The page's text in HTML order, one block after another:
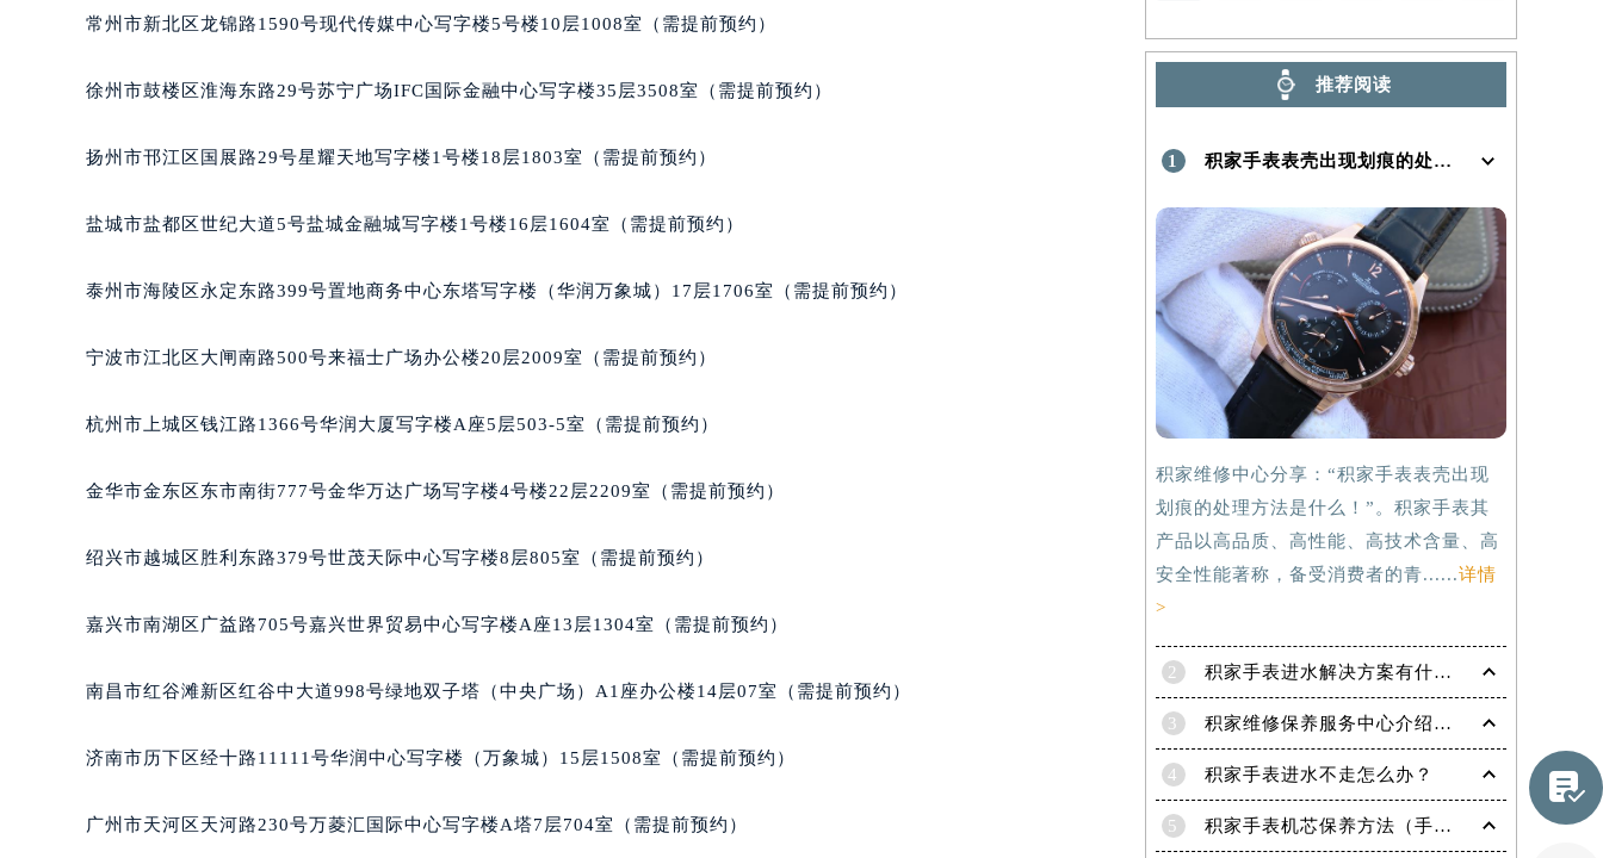
温州市鹿城区锦绣路1067号置信广场10层1015室（需提前预约）
大连市中山区人民路15号国际金融大厦7层G室（需提前预约）
东莞市东城街道鸿福东路1号民盈国贸中心T1写字楼9层907室（需提前预约）
南通市崇川区工农路57号圆融广场写字楼16层1603室（需提前预约）
武汉市江汉区解放大道686号世界贸易大厦38层09室（需提前预约）
合肥市蜀山区潜山路111号万象城华润大厦B座12楼03室（需提前预约）
青岛市南区山东路6号华润大厦B座22层04室（需提前预约）
长春市朝阳区西安大路727号中银大厦A座(旺进大厦)18层09室（需提前预约）
昆明市盘龙区北京路928号同德昆明广场写字楼10层06室（需提前预约）
西安市碑林区南关正街88号华侨城长安国际中心E座6楼10室（需提前预约）
唐山市路南区新华东道100号万达广场写字楼A座10层1002室（需提前预约）
内蒙古自治区呼和浩特市玉泉区大学西街70号华润万象城写字楼（鄂尔多斯大厦）23层2326室（需提前预约）
重庆市解放碑渝中区民权路28号英利国际金融中心写字楼20层01室（需提前预约）
常州市新北区龙锦路1590号现代传媒中心写字楼5号楼10层1008室（需提前预约）
徐州市鼓楼区淮海东路29号苏宁广场IFC国际金融中心写字楼35层3508室（需提前预约）
扬州市邗江区国展路29号星耀天地写字楼1号楼18层1803室（需提前预约）
盐城市盐都区世纪大道5号盐城金融城写字楼1号楼16层1604室（需提前预约）
泰州市海陵区永定东路399号置地商务中心东塔写字楼（华润万象城）17层1706室（需提前预约）
宁波市江北区大闸南路500号来福士广场办公楼20层2009室（需提前预约）
杭州市上城区钱江路1366号华润大厦写字楼A座5层503-5室（需提前预约）
金华市金东区东市南街777号金华万达广场写字楼4号楼22层2209室（需提前预约）
绍兴市越城区胜利东路379号世茂天际中心写字楼8层805室（需提前预约）
嘉兴市南湖区广益路705号嘉兴世界贸易中心写字楼A座13层1304室（需提前预约）
南昌市红谷滩新区红谷中大道998号绿地双子塔（中央广场）A1座办公楼14层07室（需提前预约）
济南市历下区经十路11111号华润中心写字楼（万象城）15层1508室（需提前预约）
广州市天河区天河路230号万菱汇国际中心写字楼A塔7层704室（需提前预约）
推荐阅读
1 积家手表表壳出现划痕的处理方法是什么！
积家维修中心分享：“积家手表表壳出现
划痕的处理方法是什么！”。积家手表其
产品以高品质、高性能、高技术含量、高
安全性能著称，备受消费者的青......详情
>
2 积家手表进水解决方案有什么？
3 积家维修保养服务中心介绍 | 积家
4 积家手表进水不走怎么办？
5 积家手表机芯保养方法（手表机芯正确保养方法）
